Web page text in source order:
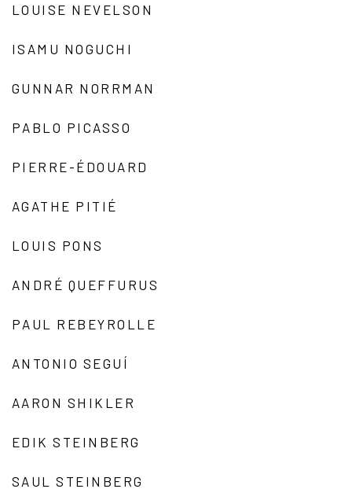
LOUISE NEVELSON
ISAMU NOGUCHI
GUNNAR NORRMAN
PABLO PICASSO
PIERRE-ÉDOUARD
AGATHE PITIÉ
LOUIS PONS
ANDRÉ QUEFFURUS
PAUL REBEYROLLE
ANTONIO SEGUÍ
AARON SHIKLER
EDIK STEINBERG
SAUL STEINBERG